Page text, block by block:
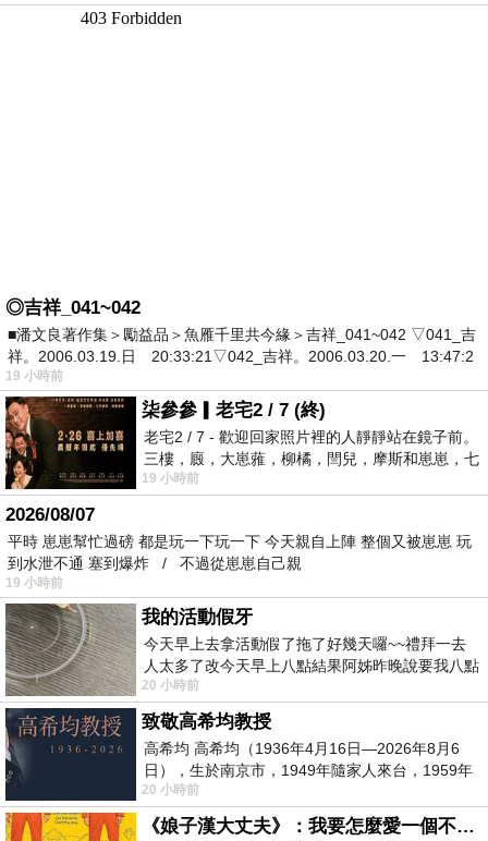
◎吉祥_041~042
■潘文良著作集＞勵益品＞魚雁千里共今緣＞吉祥_041~042 ▽041_吉
祥。2006.03.19.日 20:33:21▽042_吉祥。2006.03.20.一 13:47:2
19 小時前
柒參參▎老宅2 / 7 (終)
老宅2 / 7 - 歡迎回家照片裡的人靜靜站在鏡子前。
三樓，廄，大崽蕥，柳橘，閆兒，摩斯和崽崽，七
個人整整齊齊地站在鏡框之外，如同
19 小時前
2026/08/07
平時 崽崽幫忙過磅 都是玩一下玩一下 今天親自上陣 整個又被崽崽 玩
到水泄不通 塞到爆炸 / 不過從崽崽自己親
19 小時前
我的活動假牙
今天早上去拿活動假了拖了好幾天囉~~禮拜一去
人太多了改今天早上八點結果阿姊昨晚說要我八點
去西螺農會~回到莿桐都8點半多了
20 小時前
致敬高希均教授
高希均 高希均（1936年4月16日—2026年8月6
日），生於南京市，1949年隨家人來台，1959年
赴美深造並取得經濟發展博士學位。曾任
20 小時前
《娘子漢大丈夫》：我要怎麼愛一個不存在的人？